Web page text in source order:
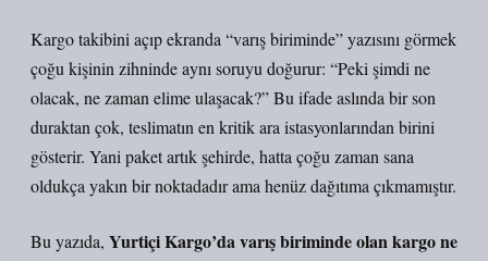
Kargo takibini açıp ekranda “varış biriminde” yazısını görmek
çoğu kişinin zihninde aynı soruyu doğurur: “Peki şimdi ne
olacak, ne zaman elime ulaşacak?” Bu ifade aslında bir son
duraktan çok, teslimatın en kritik ara istasyonlarından birini
gösterir. Yani paket artık şehirde, hatta çoğu zaman sana
oldukça yakın bir noktadadır ama henüz dağıtıma çıkmamıştır.
Bu yazıda, Yurtiçi Kargo’da varış biriminde olan kargo ne